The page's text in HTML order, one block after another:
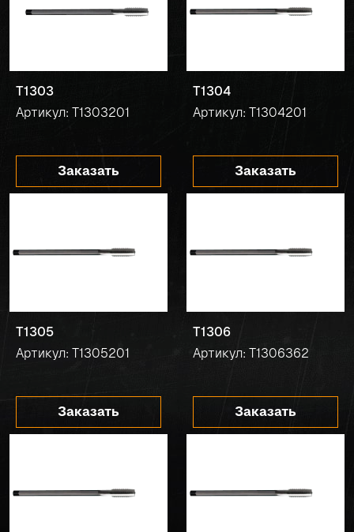
T1303
Артикул: T1303201
Заказать
T1304
Артикул: T1304201
Заказать
T1305
Артикул: T1305201
Заказать
T1306
Артикул: T1306362
Заказать